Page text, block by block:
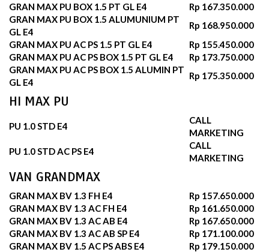
GRAN MAX PU BOX 1.5 PT GL E4
Rp 167.350.000
GRAN MAX PU BOX 1.5 ALUMUNIUM PT
GL E4
Rp 168.950.000
GRAN MAX PU AC PS 1.5 PT GL E4
Rp 155.450.000
GRAN MAX PU AC PS BOX 1.5 PT GL E4
Rp 173.750.000
GRAN MAX PU AC PS BOX 1.5 ALUMIN PT
GL E4
Rp 175.350.000
HI MAX PU
PU 1.0 STD E4
CALL
MARKETING
PU 1.0 STD AC PS E4
CALL
MARKETING
VAN GRANDMAX
GRAN MAX BV 1.3 FH E4
Rp 157.650.000
GRAN MAX BV 1.3 AC FH E4
Rp 161.650.000
GRAN MAX BV 1.3 AC AB E4
Rp 167.650.000
GRAN MAX BV 1.3 AC AB SP E4
Rp 171.100.000
GRAN MAX BV 1.5 AC PS ABS E4
Rp 179.150.000